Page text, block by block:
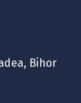
Bihor